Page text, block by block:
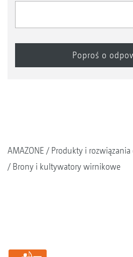
AMAZONE Produkty i
Brony i kultywatory wirnikowe